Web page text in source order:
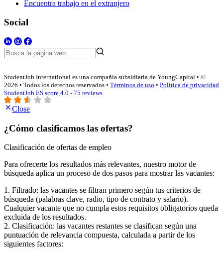
Encuentra trabajo en el extranjero
Social
StudentJob International es una compañía subsidiaria de YoungCapital • ©
2026 • Todos los derechos reservados • Términos de uso • Politica de privacidad
StudentJob ES score 4.0 - 75 reviews
Close
¿Cómo clasificamos las ofertas?
Clasificación de ofertas de empleo
Para ofrecerte los resultados más relevantes, nuestro motor de
búsqueda aplica un proceso de dos pasos para mostrar las vacantes:
1. Filtrado: las vacantes se filtran primero según tus criterios de
búsqueda (palabras clave, radio, tipo de contrato y salario).
Cualquier vacante que no cumpla estos requisitos obligatorios queda
excluida de los resultados.
2. Clasificación: las vacantes restantes se clasifican según una
puntuación de relevancia compuesta, calculada a partir de los
siguientes factores: